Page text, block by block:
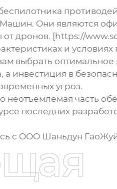
Они являются
дронов. [https://
и
выбрать
а инвестиция в
угроз.
неотъемлемая часть
последних
с ООО Шаньдун